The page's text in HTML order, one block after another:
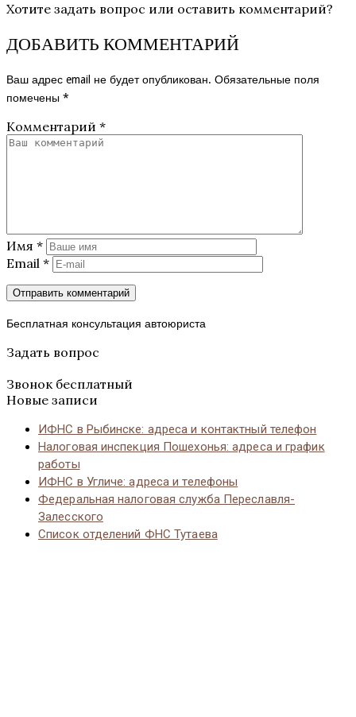
Хотите задать вопрос или оставить комментарий?
ДОБАВИТЬ КОММЕНТАРИЙ
Ваш адрес email не будет опубликован. Обязательные поля
помечены *
Комментарий *
Имя *
Email *
Бесплатная консультация автоюриста
Задать вопрос
Звонок бесплатный
Новые записи
ИФНС в Рыбинске: адреса и контактный телефон
Налоговая инспекция Пошехонья: адреса и график
работы
ИФНС в Угличе: адреса и телефоны
Федеральная налоговая служба Переславля-
Залесского
Список отделений ФНС Тутаева